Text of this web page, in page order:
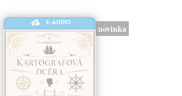
E-AUDIO
novinka